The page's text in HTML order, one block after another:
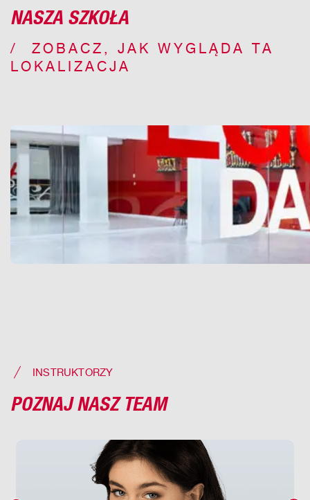
NASZA SZKOŁA
ZOBACZ, JAK WYGLĄDA TA
LOKALIZACJA
INSTRUKTORZY
POZNAJ NASZ TEAM